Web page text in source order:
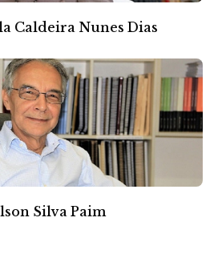
Caldeira Nunes Dias
Silva Paim